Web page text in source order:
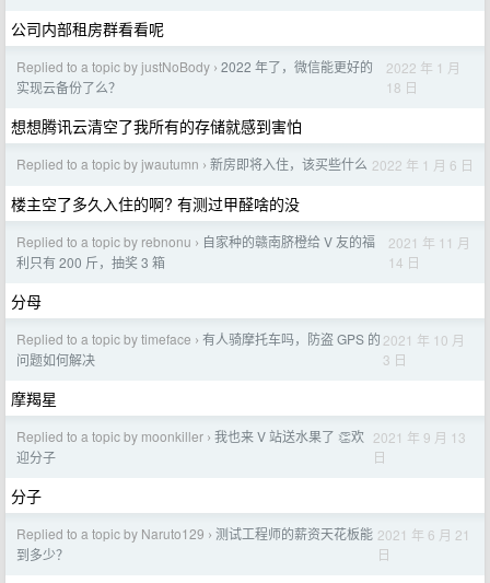
公司内部租房群看看呢
Replied to a topic by justNoBody › 2022 年了，微信能更好的
实现云备份了么？
2022 年 1 月
18 日
想想腾讯云清空了我所有的存储就感到害怕
Replied to a topic by jwautumn › 新房即将入住，该买些什么 2022 年 1 月 6 日
楼主空了多久入住的啊? 有测过甲醛啥的没
Replied to a topic by rebnonu › 自家种的赣南脐橙给 V 友的福
利只有 200 斤，抽奖 3 箱
2021 年 11 月
14 日
分母
Replied to a topic by timeface › 有人骑摩托车吗，防盗 GPS 的
问题如何解决
2021 年 10 月
3 日
摩羯星
Replied to a topic by moonkiller › 我也来 V 站送水果了 👏欢
迎分子
2021 年 9 月 13
日
分子
Replied to a topic by Naruto129 › 测试工程师的薪资天花板能
到多少？
2021 年 6 月 21
日